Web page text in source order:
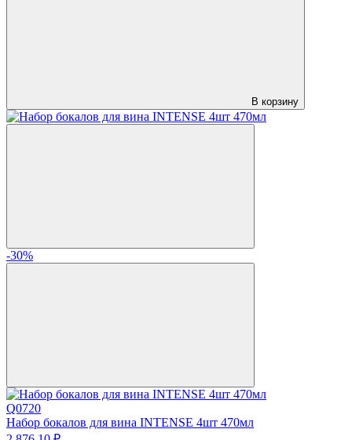
В корзину
-30%
Q0720
Набор бокалов для вина INTENSE 4шт 470мл